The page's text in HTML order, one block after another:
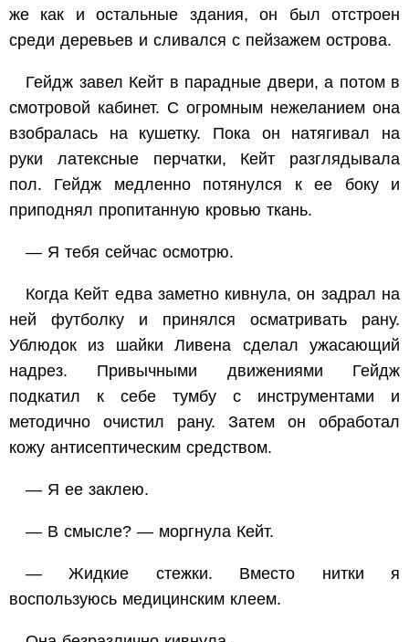
же как и остальные здания, он был отстроен
среди деревьев и сливался с пейзажем острова.
Гейдж завел Кейт в парадные двери, а потом в
смотровой кабинет. С огромным нежеланием она
взобралась на кушетку. Пока он натягивал на
руки латексные перчатки, Кейт разглядывала
пол. Гейдж медленно потянулся к ее боку и
приподнял пропитанную кровью ткань.
— Я тебя сейчас осмотрю.
Когда Кейт едва заметно кивнула, он задрал на
ней футболку и принялся осматривать рану.
Ублюдок из шайки Ливена сделал ужасающий
надрез. Привычными движениями Гейдж
подкатил к себе тумбу с инструментами и
методично очистил рану. Затем он обработал
кожу антисептическим средством.
— Я ее заклею.
— В смысле? — моргнула Кейт.
— Жидкие стежки. Вместо нитки я
воспользуюсь медицинским клеем.